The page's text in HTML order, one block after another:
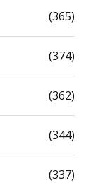
(365)
(374)
(362)
(344)
(337)